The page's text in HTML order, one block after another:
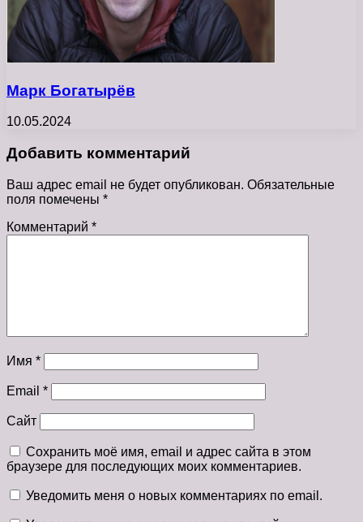
Марк Богатырёв
10.05.2024
Добавить комментарий
Ваш адрес email не будет опубликован. Обязательные
поля помечены *
Комментарий *
Имя *
Email *
Сайт
Сохранить моё имя, email и адрес сайта в этом
браузере для последующих моих комментариев.
Уведомить меня о новых комментариях по email.